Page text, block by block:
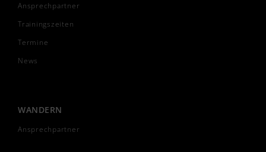
Ansprechpartner
Trainingszeiten
Termine
News
WANDERN
Ansprechpartner